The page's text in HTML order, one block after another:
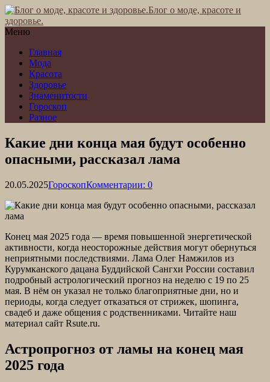
Блог о моде, красоте и
здоровье.
Меню
Главная
Мода
Красота
Здоровье
Знаменитости
Гороскоп
Разное
Какие дни конца мая будут особенно
опасными, рассказал лама
20.05.2025ГороскопКомментарии: 0
Конец мая 2025 года — время повышенной энергетической
активности, когда неосторожные действия могут обернуться
неприятными последствиями. Лама Олег Намжилов из
Курумканского дацана Буддийской Сангхи России составил
подробный астрологический прогноз на неделю с 19 по 25
мая. В нём он указал не только благоприятные дни, но и
периоды, когда следует отказаться от стрижек, шопинга,
свадеб и даже общения с родственниками. Читайте наш
материал сайт Rsute.ru.
Астропрогноз от ламы на конец мая
2025 года